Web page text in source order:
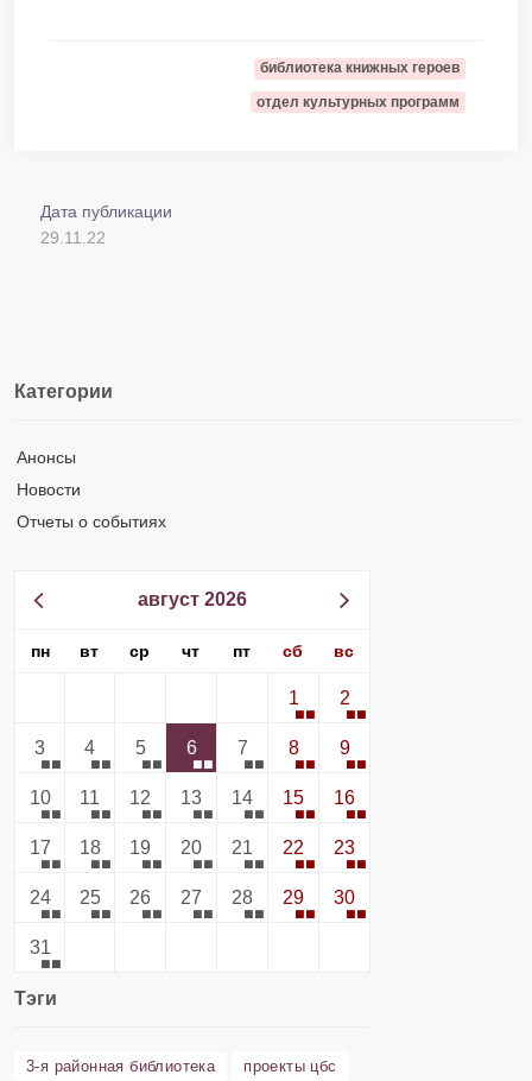
библиотека книжных героев
отдел культурных программ
Дата публикации
29.11.22
Категории
Анонсы
Новости
Отчеты о событиях
август 2026
пн вт ср чт пт сб вс
1 2
3 4 5 6 7 8 9
10 11 12 13 14 15 16
17 18 19 20 21 22 23
24 25 26 27 28 29 30
31
Тэги
3-я районная библиотека
проекты цбс